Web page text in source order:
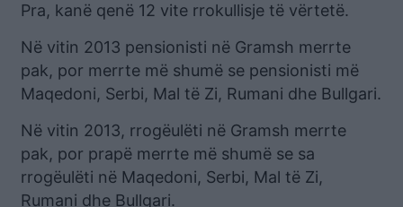
Pra, kanë qenë 12 vite rrokullisje të vërtetë.
Në vitin 2013 pensionisti në Gramsh merrte
pak, por merrte më shumë se pensionisti më
Maqedoni, Serbi, Mal të Zi, Rumani dhe Bullgari.
Në vitin 2013, rrogëulëti në Gramsh merrte
pak, por prapë merrte më shumë se sa
rrogëulëti në Maqedoni, Serbi, Mal të Zi,
Rumani dhe Bullgari.